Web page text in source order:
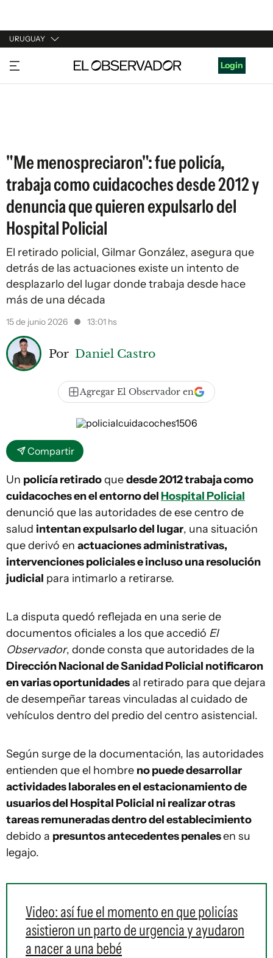
URUGUAY
URUGUAY
ARGENTINA
Login
"Me menospreciaron": fue policía,
trabaja como cuidacoches desde 2012 y
denuncia que quieren expulsarlo del
Hospital Policial
El retirado policial, Gilmar González, asegura que
detrás de las actuaciones existe un intento de
desplazarlo del lugar donde trabaja desde hace
más de una década
15 de junio 2026 13:01 hs
Por Daniel Castro
Agregar El Observador en
Compartir
Un policía retiradoquedesde 2012 trabaja como
cuidacoches en el entorno delHospital Policial
denunció que las autoridades de ese centro de
salud intentan expulsarlo del lugar, una situación
que derivó en actuaciones administrativas,
intervenciones policiales e incluso una resolución
judicial para intimarlo a retirarse.
La disputa quedó reflejada en una serie de
documentos oficiales a los que accedió El
Observador, donde consta que autoridades de la
Dirección Nacional de Sanidad Policial notificaron
en varias oportunidadesal retirado para que dejara
de desempeñar tareas vinculadas al cuidado de
vehículos dentro del predio del centro asistencial.
Según surge de la documentación, las autoridades
entienden que el hombre no puede desarrollar
actividades laborales en el estacionamiento de
usuarios del Hospital Policial ni realizar otras
tareas remuneradas dentro del establecimiento
debido a presuntos antecedentes penalesen su
legajo.
Video: así fue el momento en que policías
asistieron un parto de urgencia y ayudaron
a nacer a una bebé